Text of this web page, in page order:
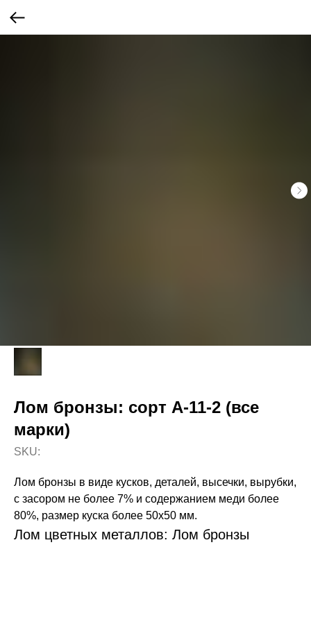
Лом бронзы: сорт А-11-2 (все
марки)
SKU:
Лом бронзы в виде кусков, деталей, высечки, вырубки,
с засором не более 7% и содержанием меди более
80%, размер куска более 50х50 мм.
Лом цветных металлов: Лом бронзы